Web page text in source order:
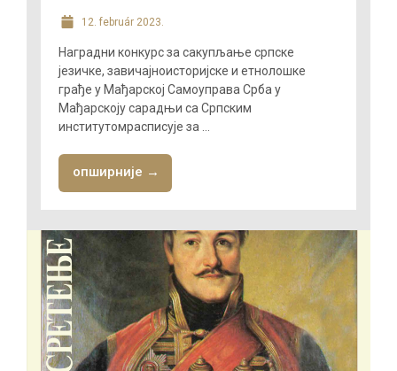
12. február 2023.
Наградни конкурс за сакупљање српске
језичке, завичајноисторијске и етнолошке
грађе у Мађарској Самоуправа Срба у
Мађарскоју сарадњи са Српским
институтомрасписује за ...
опширније →